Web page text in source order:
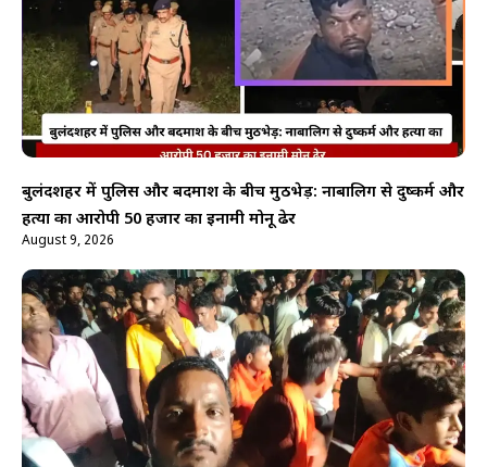
बुलंदशहर में पुलिस और बदमाश के बीच मुठभेड़: नाबालिग से दुष्कर्म और
हत्या का आरोपी 50 हजार का इनामी मोनू ढेर
August 9, 2026